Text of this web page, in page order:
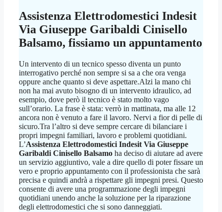
Assistenza Elettrodomestici Indesit
Via Giuseppe Garibaldi Cinisello
Balsamo, fissiamo un appuntamento
Un intervento di un tecnico spesso diventa un punto
interrogativo perché non sempre si sa a che ora venga
oppure anche quanto si deve aspettare.Alzi la mano chi
non ha mai avuto bisogno di un intervento idraulico, ad
esempio, dove però il tecnico è stato molto vago
sull’orario. La frase è stata: verrò in mattinata, ma alle 12
ancora non è venuto a fare il lavoro. Nervi a fior di pelle di
sicuro.Tra l’altro si deve sempre cercare di bilanciare i
propri impegni familiari, lavoro e problemi quotidiani.
L’Assistenza Elettrodomestici Indesit Via Giuseppe
Garibaldi Cinisello Balsamo ha deciso di aiutare ad avere
un servizio aggiuntivo, vale a dire quello di poter fissare un
vero e proprio appuntamento con il professionista che sarà
precisa e quindi andrà a rispettare gli impegni presi. Questo
consente di avere una programmazione degli impegni
quotidiani unendo anche la soluzione per la riparazione
degli elettrodomestici che si sono danneggiati.